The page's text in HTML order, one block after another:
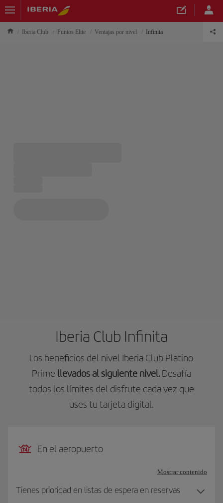
Iberia Club Puntos Elite Ventajas por nivel Infinita
Iberia Club Infinita
Los beneficios del nivel Iberia Club Platino
Prime llevados al siguiente nivel.Desafía
todos los límites del disfrute cada vez que
uses tu tarjeta digital.
En el aeropuerto
Mostrar contenido
Tienes prioridad en listas de espera en reservas